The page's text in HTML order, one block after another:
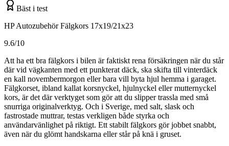
Bäst i test
HP Autozubehör Fälgkors 17x19/21x23
9.6/10
Att ha ett bra fälgkors i bilen är faktiskt rena försäkringen när du står
där vid vägkanten med ett punkterat däck, ska skifta till vinterdäck
en kall novembermorgon eller bara vill byta hjul hemma i garaget.
Fälgkorset, ibland kallat korsnyckel, hjulnyckel eller mutternyckel
kors, är det där verktyget som gör att du slipper trassla med små
snurriga originalverktyg. Och i Sverige, med salt, slask och
fastrostade muttrar, testas verkligen både styrka och
användarvänlighet på riktigt. Ett stabilt fälgkors gör jobbet snabbt,
även när du glömt handskarna eller står på knä i gruset.